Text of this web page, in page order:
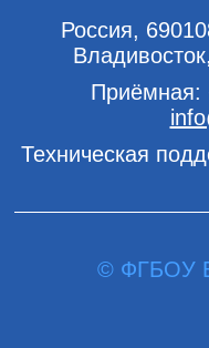
Россия,
Приёмная:
Техническая
© ФГБОУ